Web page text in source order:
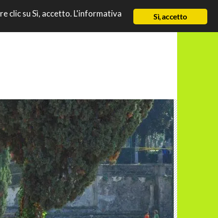
NEWS
CHI SIAMO CONTATTI & LINK
Sì, accetto
clic su Sì, accetto. L'informativa